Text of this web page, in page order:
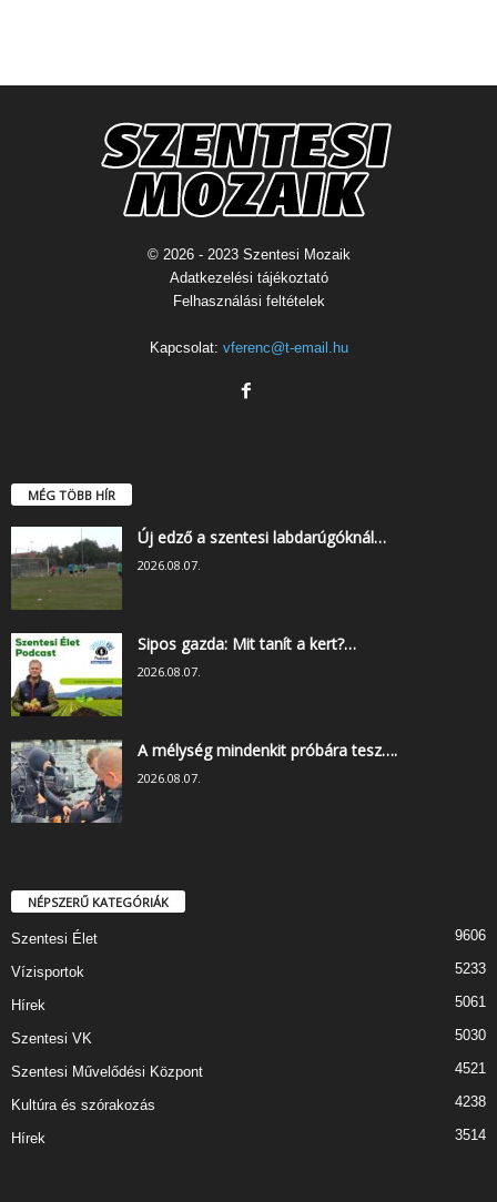
© 2026 - 2023 Szentesi Mozaik
Adatkezelési tájékoztató
Felhasználási feltételek
Kapcsolat: vferenc@t-email.hu
MÉG TÖBB HÍR
Új edző a szentesi labdarúgóknál…
2026.08.07.
Sipos gazda: Mit tanít a kert?…
2026.08.07.
A mélység mindenkit próbára tesz….
2026.08.07.
NÉPSZERŰ KATEGÓRIÁK
Szentesi Élet 9606
Vízisportok 5233
Hírek 5061
Szentesi VK 5030
Szentesi Művelődési Központ 4521
Kultúra és szórakozás 4238
Hírek 3514